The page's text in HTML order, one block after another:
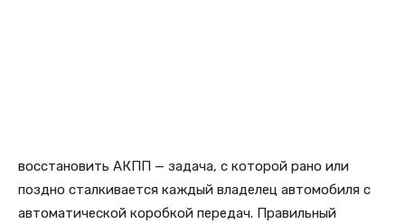
восстановить АКПП — задача, с которой рано или
поздно сталкивается каждый владелец автомобиля с
автоматической коробкой передач. Правильный